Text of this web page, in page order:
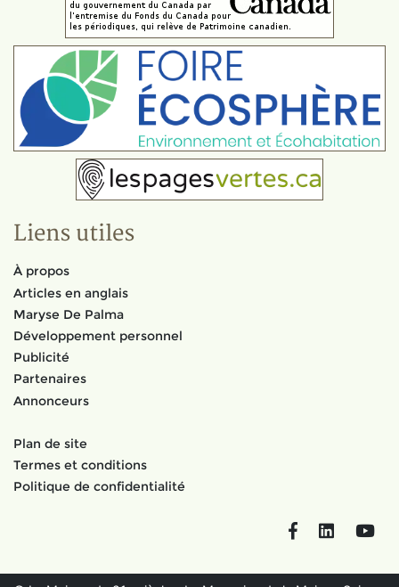
Liens utiles
À propos
Articles en anglais
Maryse De Palma
Développement personnel
Publicité
Partenaires
Annonceurs
Plan de site
Termes et conditions
Politique de confidentialité
FacebookLinkedIn